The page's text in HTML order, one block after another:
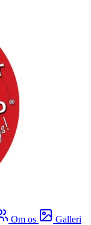
Om os
Galleri